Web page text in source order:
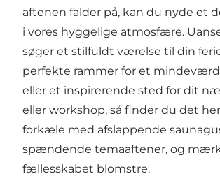
aftenen falder på, kan du nyde et
i vores hyggelige atmosfære.
søger et stilfuldt værelse til din
perfekte rammer for et
eller et inspirerende sted for dit
eller workshop, så finder du det
forkæle med afslappende
spændende temaaftener, og
fællesskabet blomstre.